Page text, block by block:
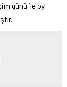
günü ile oy